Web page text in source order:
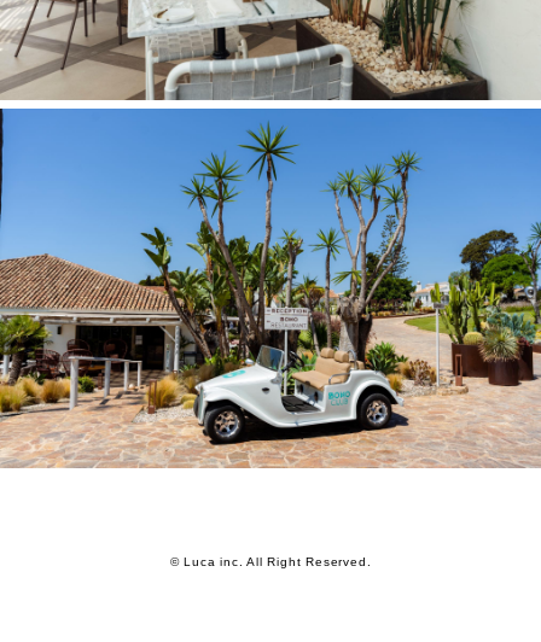
© Luca inc. All Right Reserved.